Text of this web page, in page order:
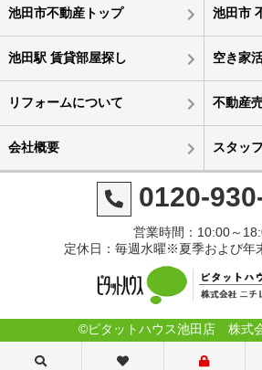
池田市不動産トップ 池田市
池田駅 賃貸部屋探し 空き家
リフォームについて 不動産
会社概要 スタッ
0120-
営業時間：10:00～
定休日：毎週水曜※夏季および年
©ピタットハウス池田店 株式